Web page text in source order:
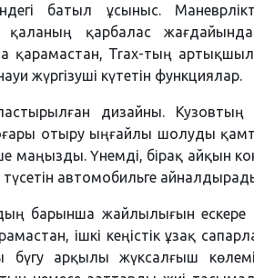
батыл ұсыныс.
қаланың қарбалас
қарамастан, Trax-тың
жүргізуші күтетін функциялар.
дизайны. Кузовтың
отыру ыңғайлы шолуды
маңызды. Үнемді, бірақ айқын
автомобильге
барынша жайлылығын ескере
ішкі кеңістік ұзақ
бүгу арқылы жүксалғыш